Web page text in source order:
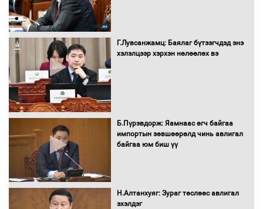
Санхүүгийн хэмнэлтийн горимд эрүүл
Нөөцийн махны худалдаа,
борлуулалтыг нээлттэй ил тод
болгоно
Монгол Улс “COP17”-д “Тал хээрийн
төлөвлөгөө”-гөө танилцуулна
Г.Лувсанжамц: Баялаг бүтээгчдэд энэ
хэлэлцээр хэрхэн нөлөөлөх вэ
Б.Пүрэвдорж: Яамнаас өгч байгаа
импортын зөвшөөрөлд чинь авлигал
байгаа юм биш үү
Н.Алтанхуяг: Зураг төслөөс авлигал
эхэлдэг